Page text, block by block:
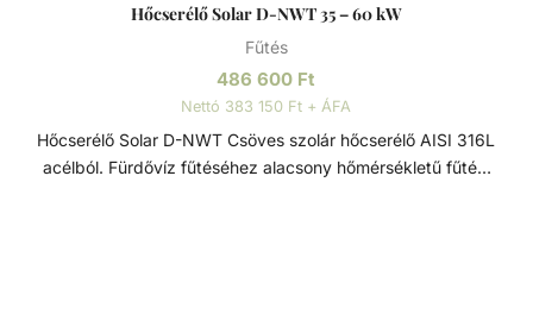
Hőcserélő Solar D-NWT 35 – 60 kW
Fűtés
486 600 Ft
Nettó 383 150 Ft + ÁFA
Hőcserélő Solar D-NWT Csöves szolár hőcserélő AISI 316L
acélból. Fürdővíz fűtéséhez alacsony hőmérsékletű fűtési